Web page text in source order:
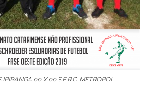
IPIRANGA 00 X 00 S.E.R.C. METROPOL